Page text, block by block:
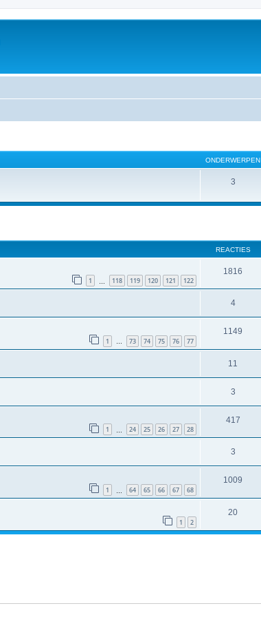
ONDERWERPEN
3
REACTIES
1 118 119 120 121 122
1816
4
1 … 73 74 75 76 77
1149
11
3
1 24 25 26 27 28
417
3
1 64 65 66 67 68
1009
1 2
20